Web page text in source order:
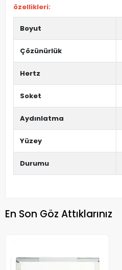
özellikleri:
Boyut
Çözünürlük
Hertz
Soket
Aydınlatma
Yüzey
Durumu
En Son Göz Attıklarınız